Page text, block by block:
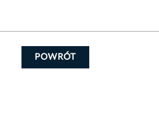
POWRÓT